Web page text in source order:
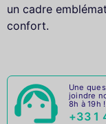
un cadre
confort.
Une
joindre
8h à 19h !
+33 1